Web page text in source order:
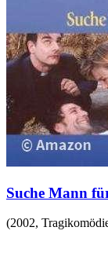
Suche Mann
(2002,